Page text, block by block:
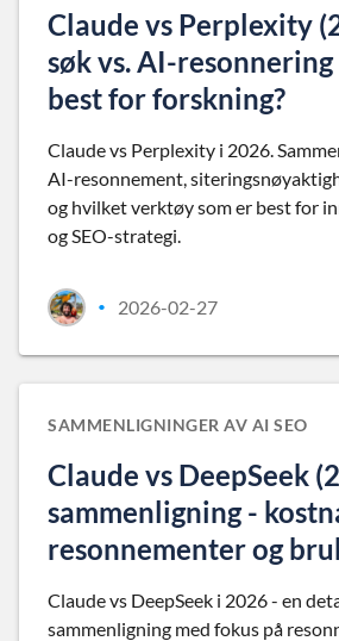
Claude vs Perplexity
søk vs. AI-
best for forskning?
Claude vs Perplexity i 2026.
AI-resonnement,
og hvilket verktøy som er best for
og SEO-strategi.
• 2026-02-27
SAMMENLIGNINGER AV AI SEO
Claude vs DeepSeek
sammenligning -
resonnementer og
Claude vs DeepSeek i 2026 - en
sammenligning med fokus på